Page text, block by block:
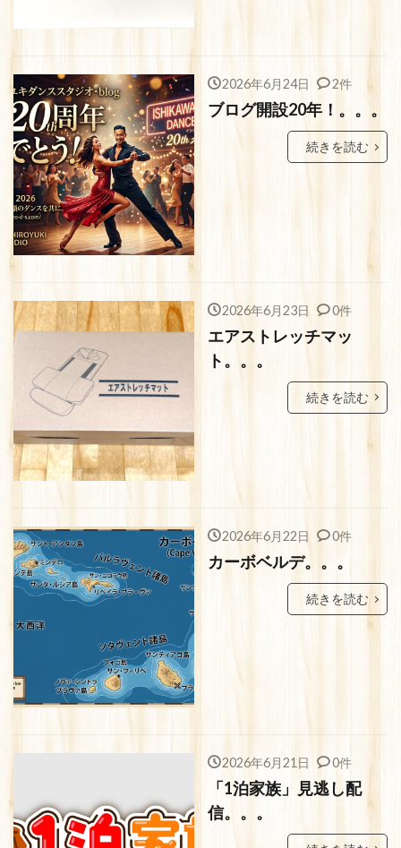
2026年6月24日 2件
ブログ開設20年！。。。
続きを読む
2026年6月23日 0件
エアストレッチマッ
ト。。。
続きを読む
2026年6月22日 0件
カーボベルデ。。。
続きを読む
2026年6月21日 0件
「1泊家族」見逃し配
信。。。